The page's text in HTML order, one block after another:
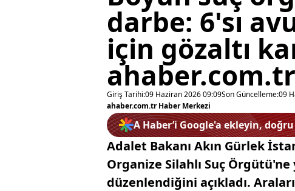
darbe: 6'sı
için gözaltı
Giriş Tarihi:09 Haziran 2026 09:09Son Güncelleme:09
ahaber.com.tr Haber Merkezi
A Haber’i Google'a ekleyin,
Adalet Bakanı Akın Gürlek
Organize Silahlı Suç
düzenlendiğini açıkladı.